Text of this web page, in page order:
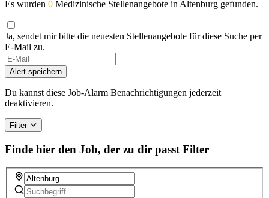
Es wurden 0 Medizinische Stellenangebote in Altenburg gefunden.
Ja, sendet mir bitte die neuesten Stellenangebote für diese Suche per
E-Mail zu.
Alert speichern
Du kannst diese Job-Alarm Benachrichtigungen jederzeit
deaktivieren.
Filter
Finde hier den Job, der zu dir passt Filter